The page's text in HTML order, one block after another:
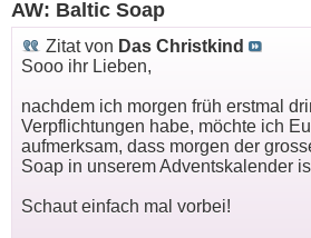
AW: Baltic Soap
Zitat von Das Christkind
Sooo ihr Lieben,
nachdem ich morgen früh erstmal
Verpflichtungen habe, möchte ich
aufmerksam, dass morgen der
Soap in unserem Adventskalender
Schaut einfach mal vorbei!